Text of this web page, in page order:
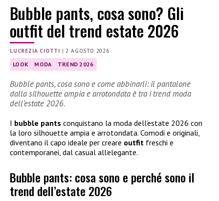
Bubble pants, cosa sono? Gli
outfit del trend estate 2026
LUCREZIA CIOTTI |2 AGOSTO 2026
LOOK MODA TREND 2026
Bubble pants, cosa sono e come abbinarli: il pantalone
dalla silhouette ampia e arrotondata è tra i trend moda
dell’estate 2026.
I bubble pants conquistano la moda dell’estate 2026 con
la loro silhouette ampia e arrotondata. Comodi e originali,
diventano il capo ideale per creare outfit freschi e
contemporanei, dal casual all’elegante.
Bubble pants: cosa sono e perché sono il
trend dell’estate 2026